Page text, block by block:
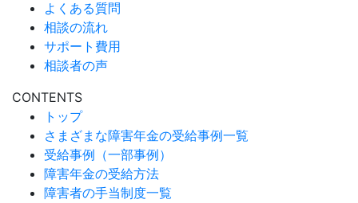
よくある質問
相談の流れ
サポート費用
相談者の声
CONTENTS
トップ
さまざまな障害年金の受給事例一覧
受給事例（一部事例）
障害年金の受給方法
障害者の手当制度一覧